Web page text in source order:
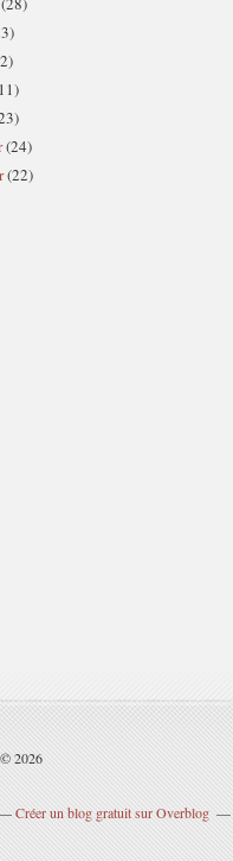
(24)
(22)
© 2026
Créer un blog gratuit sur Overblog